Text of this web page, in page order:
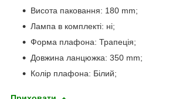
Висота паковання: 180 mm;
Лампа в комплекті: ні;
Форма плафона: Трапеція;
Довжина ланцюжка: 350 mm;
Колір плафона: Білий;